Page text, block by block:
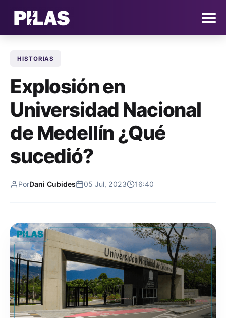
NOTICIAS
QUIÉNES SOMOS
CONTACTO
SUSCRÍBETE
HISTORIAS
Explosión en
Universidad Nacional
de Medellín ¿Qué
sucedió?
PorDani Cubides 05 Jul, 2023 16:40